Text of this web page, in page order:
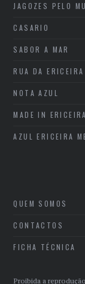
JAGOZES PELO
CASARIO
SABOR A MAR
RUA DA ERICEIRA
NOTA AZUL
MADE IN ERICEIRA
AZUL ERICEIRA
QUEM SOMOS
CONTACTOS
FICHA TÉCNICA
Proibida a